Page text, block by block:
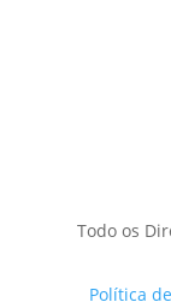
Todo os
Política